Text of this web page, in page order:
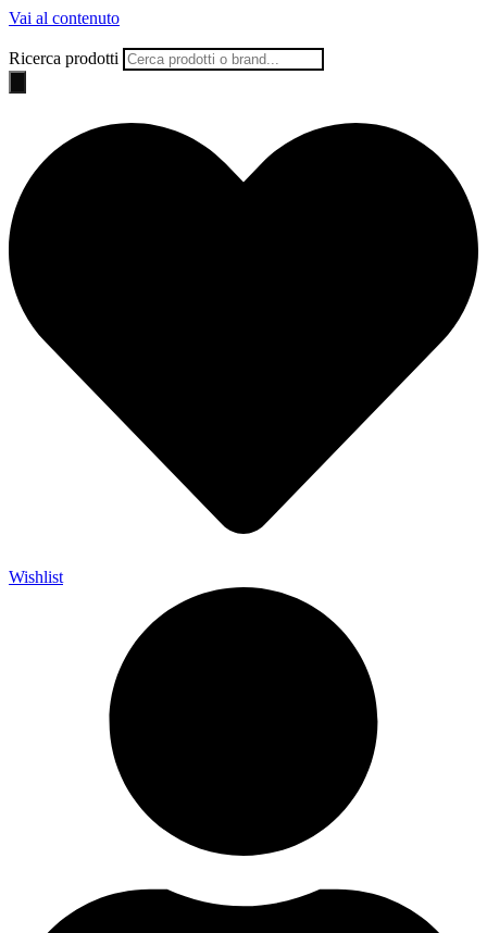
Vai al contenuto
Ricerca prodotti
Wishlist